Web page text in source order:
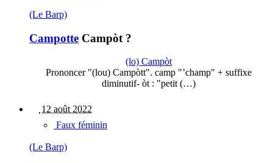
(Le Barp)
Campotte Campòt ?
(lo) Campòt
Prononcer "(lou) Campòtt". camp "’champ" + suffixe
diminutif- òt : "petit (…)
12 août 2022
Faux féminin
(Le Barp)